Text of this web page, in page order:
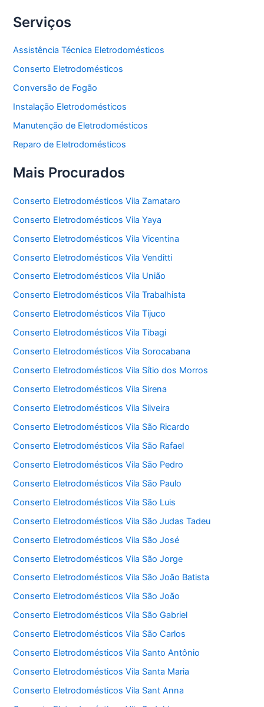
Serviços
Assistência Técnica Eletrodomésticos
Conserto Eletrodomésticos
Conversão de Fogão
Instalação Eletrodomésticos
Manutenção de Eletrodomésticos
Reparo de Eletrodomésticos
Mais Procurados
Conserto Eletrodomésticos Vila Zamataro
Conserto Eletrodomésticos Vila Yaya
Conserto Eletrodomésticos Vila Vicentina
Conserto Eletrodomésticos Vila Venditti
Conserto Eletrodomésticos Vila União
Conserto Eletrodomésticos Vila Trabalhista
Conserto Eletrodomésticos Vila Tijuco
Conserto Eletrodomésticos Vila Tibagi
Conserto Eletrodomésticos Vila Sorocabana
Conserto Eletrodomésticos Vila Sítio dos Morros
Conserto Eletrodomésticos Vila Sirena
Conserto Eletrodomésticos Vila Silveira
Conserto Eletrodomésticos Vila São Ricardo
Conserto Eletrodomésticos Vila São Rafael
Conserto Eletrodomésticos Vila São Pedro
Conserto Eletrodomésticos Vila São Paulo
Conserto Eletrodomésticos Vila São Luis
Conserto Eletrodomésticos Vila São Judas Tadeu
Conserto Eletrodomésticos Vila São José
Conserto Eletrodomésticos Vila São Jorge
Conserto Eletrodomésticos Vila São João Batista
Conserto Eletrodomésticos Vila São João
Conserto Eletrodomésticos Vila São Gabriel
Conserto Eletrodomésticos Vila São Carlos
Conserto Eletrodomésticos Vila Santo Antônio
Conserto Eletrodomésticos Vila Santa Maria
Conserto Eletrodomésticos Vila Sant Anna